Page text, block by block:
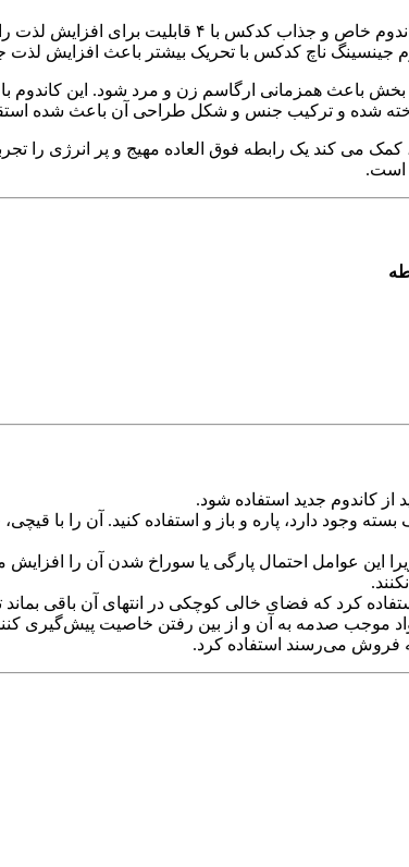
ناچ کدکس با تحریک بیشتر باعث افزایش
بخش باعث همزمانی ارگاسم زن و مرد شود. این کاندوم
می کند یک رابطه فوق العاده مهیج و پر انرژی را
کاندوم جدید استفاده شود.
وجود دارد، پاره و باز و استفاده کنید. آن را با
این عوامل احتمال پارگی یا سوراخ شدن آن را افزایش
کرد که فضای خالی کوچکی در انتهای آن باقی
موجب صدمه به آن و از بین رفتن خاصیت پیش‌گیری
فروش می‌رسند استفاده کرد.